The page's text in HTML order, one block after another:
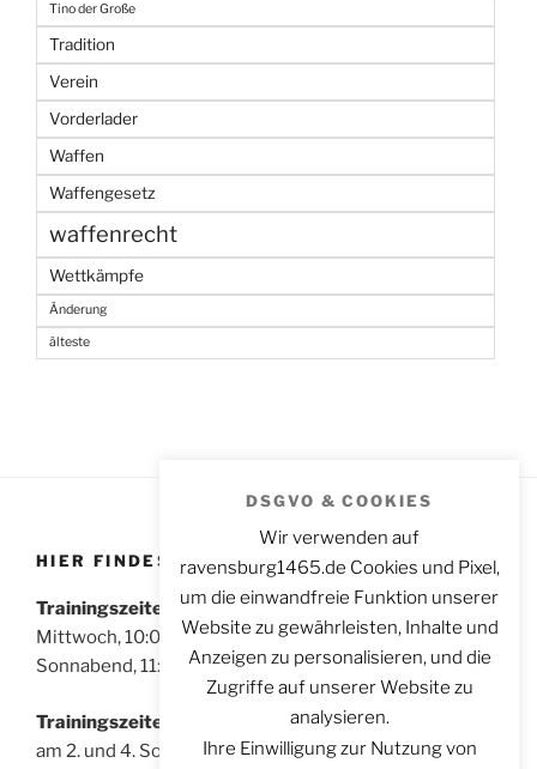
Tino der Große
Tradition
Verein
Vorderlader
Waffen
Waffengesetz
waffenrecht
Wettkämpfe
Änderung
älteste
HIER FINDEST DU UNS
Trainingszeiten für Sportschützen:
Mittwoch, 10:00 – 14:00 Uhr
Sonnabend, 11:00 – 14:00 Uhr
Trainingszeiten für Bogenschützen:
am 2. und 4. Sonntag im Monat
DSGVO & COOKIES
Wir verwenden auf
ravensburg1465.de Cookies und Pixel,
um die einwandfreie Funktion unserer
Website zu gewährleisten, Inhalte und
Anzeigen zu personalisieren, und die
Zugriffe auf unserer Website zu
analysieren.
Ihre Einwilligung zur Nutzung von